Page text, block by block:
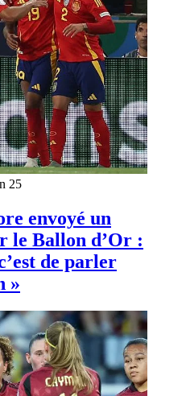
25
envoyé un
le Ballon d’Or :
de parler
»